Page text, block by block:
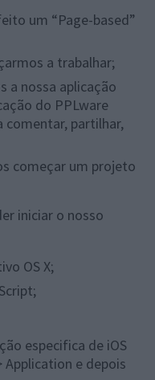
um “Page-based”
a trabalhar;
a nossa aplicação
do PPLware
comentar, partilhar,
começar um projeto
iniciar o nosso
OS X;
especifica de iOS
Application e depois